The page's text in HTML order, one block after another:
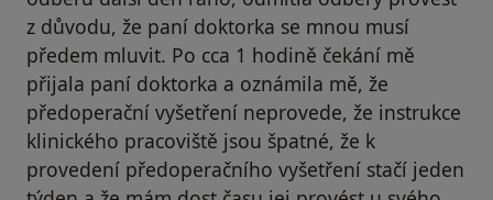
z důvodu, že paní doktorka se mnou musí
předem mluvit. Po cca 1 hodině čekání mě
přijala paní doktorka a oznámila mě, že
předoperační vyšetření neprovede, že instrukce
klinického pracoviště jsou špatné, že k
provedení předoperačního vyšetření stačí jeden